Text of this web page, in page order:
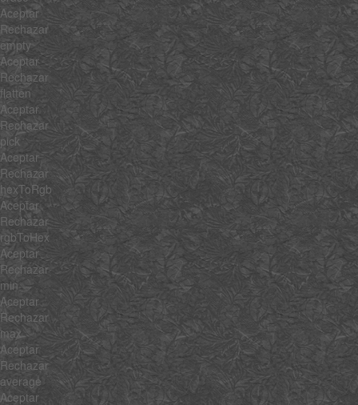
Aceptar
Rechazar
empty
Aceptar
Rechazar
flatten
Aceptar
Rechazar
pick
Aceptar
Rechazar
hexToRgb
Aceptar
Rechazar
rgbToHex
Aceptar
Rechazar
min
Aceptar
Rechazar
max
Aceptar
Rechazar
average
Aceptar